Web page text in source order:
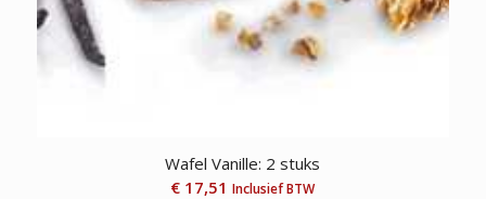
Wafel Vanille: 2 stuks
€ 17,51 Inclusief BTW